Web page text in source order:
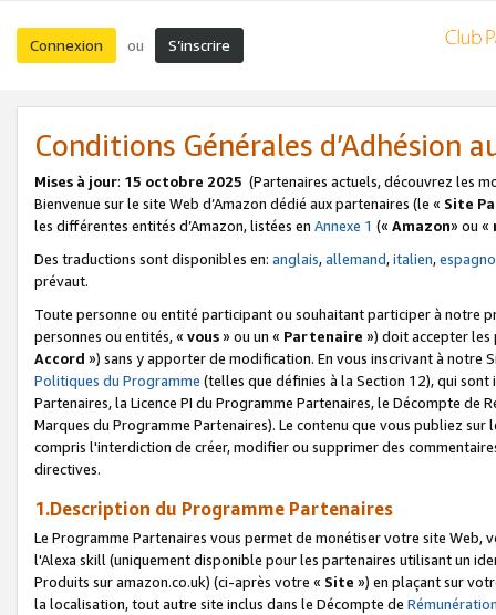
Connexion ou S’inscrire
Conditions Générales d’Adhésion
Mises à jour: 15 octobre 2025 (Partenaires actuels, découvrez les
Bienvenue sur le site Web d’Amazon dédié aux partenaires (le « Site
les différentes entités d’Amazon, listées en Annexe 1 (« Amazon» ou «
Des traductions sont disponibles en: anglais,allemand,italien,
prévaut.
Toute personne ou entité participant ou souhaitant participer à notre
personnes ou entités, « vous» ou un « Partenaire ») doit accepter les
Accord ») sans y apporter de modification. En vous inscrivant à notre
Politiques du Programme (telles que définies à la Section 12), qui
Partenaires, la Licence PI du Programme Partenaires, le Décompte de
Marques du Programme Partenaires). Le contenu que vous publiez
compris l'interdiction de créer, modifier ou supprimer des
directives.
1.Description du Programme Partenaires
Le Programme Partenaires vous permet de monétiser votre site Web,
l'Alexa skill (uniquement disponible pour les partenaires utilisant un
Produits sur amazon.co.uk) (ci-après votre « Site ») en plaçant sur
la localisation, tout autre site inclus dans le Décompte de